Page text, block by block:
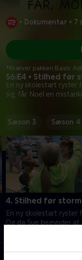
• Dokumentar • 7
S6:E4 • Stilhed før
En ny skolestart ryster
sig, får Noel en
*Kræver pakken Basis.
Sæson 3 Sæson 4
4. Stilhed før storm
En ny skolestart ryster
Og da Sue begynder
af familien.
8. december 2025 • 43 min